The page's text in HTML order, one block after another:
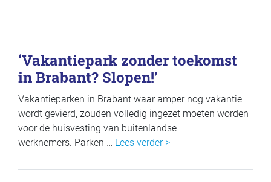
‘Vakantiepark zonder toekomst
in Brabant? Slopen!’
Vakantieparken in Brabant waar amper nog vakantie
wordt gevierd, zouden volledig ingezet moeten worden
voor de huisvesting van buitenlandse
werknemers. Parken … Lees verder >